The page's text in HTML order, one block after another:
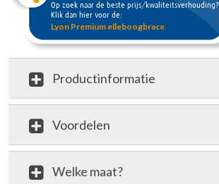
Op zoek naar de beste prijs/kwaliteitsverhouding?
Klik dan hier voor de:
Lyon Premium elleboogbrace
Productinformatie
Voordelen
Welke maat?